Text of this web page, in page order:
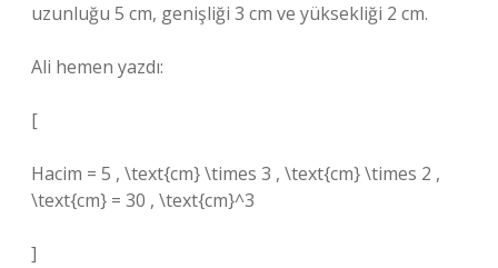
uzunluğu 5 cm, genişliği 3 cm ve yüksekliği 2 cm.
Ali hemen yazdı:
[
Hacim = 5 , \text{cm} \times 3 , \text{cm} \times 2 ,
\text{cm} = 30 , \text{cm}^3
]